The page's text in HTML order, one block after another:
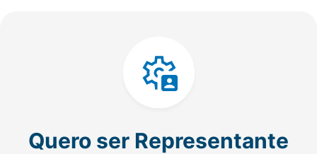
Quero ser Representante